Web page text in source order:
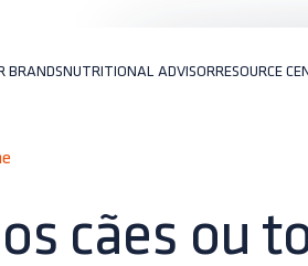
BRANDSNUTRITIONAL ADVISORRESOURCE
cães ou